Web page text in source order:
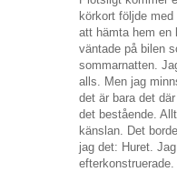
körkort följde
att hämta hem en
väntade på bilen
sommarnatten.
alls. Men jag
det är bara det
det bestående.
känslan. Det
jag det: Huret.